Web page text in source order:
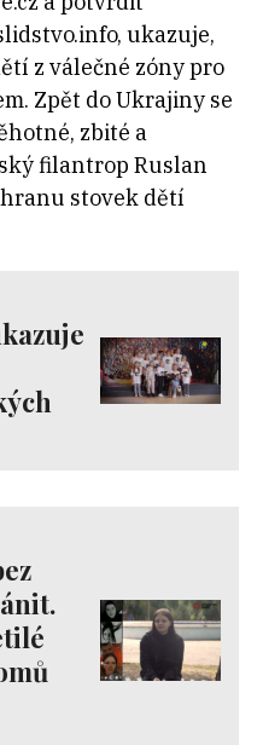
ukazuje,
z válečné zóny pro
Zpět do Ukrajiny se
zbité a
filantrop Ruslan
stovek dětí